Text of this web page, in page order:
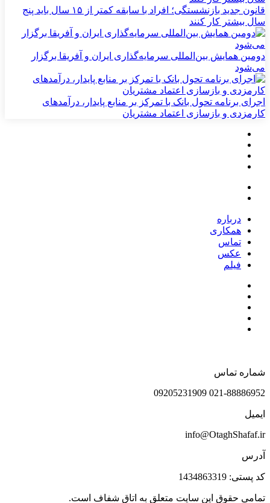
قانون جدید بازنشستگی؛ افراد با سابقه کمتر از ۱۵ سال باید پنج
سال بیشتر کار کنند
دومین همایش بین‌المللی سرمایه‌گذاری ایران و آفریقا برگزار
می‌شود
اجرای برنامه تحول بانک با تمرکز بر منابع پایدار، درآمدهای
کارمزدی و بازسازی اعتماد مشتریان
درباره
همکاری
تماس
عکس
فیلم
شماره تماس
021-88886952 09205231909
ایمیل
info@OtaghShafaf.ir
آدرس
کد پستی: 1434863319
تمامی حقوق این سایت متعلق به اتاق شفاف است.